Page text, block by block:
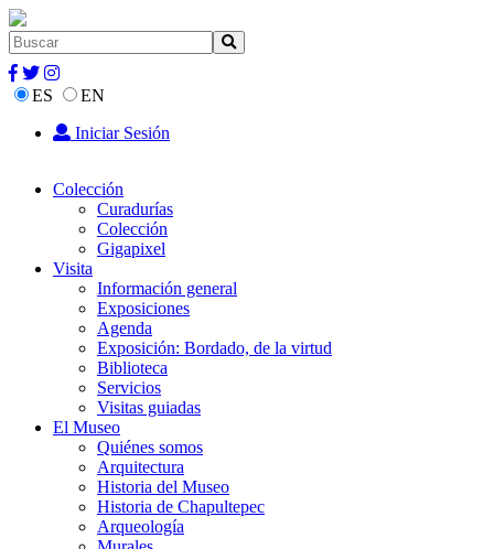
ES
EN
Iniciar Sesión
Colección
Curadurías
Colección
Gigapixel
Visita
Información general
Exposiciones
Agenda
Exposición: Bordado, de la virtud
Biblioteca
Servicios
Visitas guiadas
El Museo
Quiénes somos
Arquitectura
Historia del Museo
Historia de Chapultepec
Arqueología